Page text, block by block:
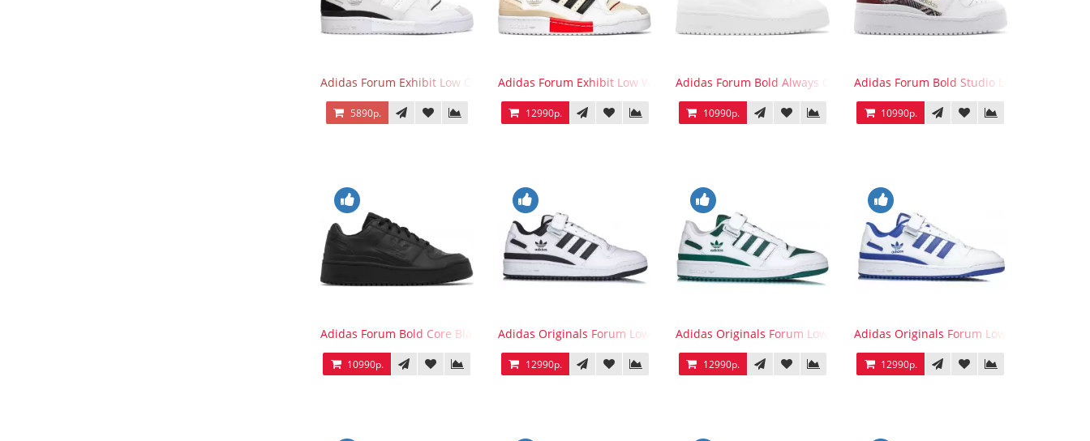
Adidas Forum Exhibit Low Off White Black
5890р.
Adidas Forum Exhibit Low White Vivid Red
12990р.
Adidas Forum Bold Always Original
10990р.
Adidas Forum Bold Studio London
10990р.
Adidas Forum Bold Core Black
10990р.
Adidas Originals Forum Low WB White Black
12990р.
Adidas Originals Forum Low WB White Green
12990р.
Adidas Originals Forum Low WB White Blue
12990р.